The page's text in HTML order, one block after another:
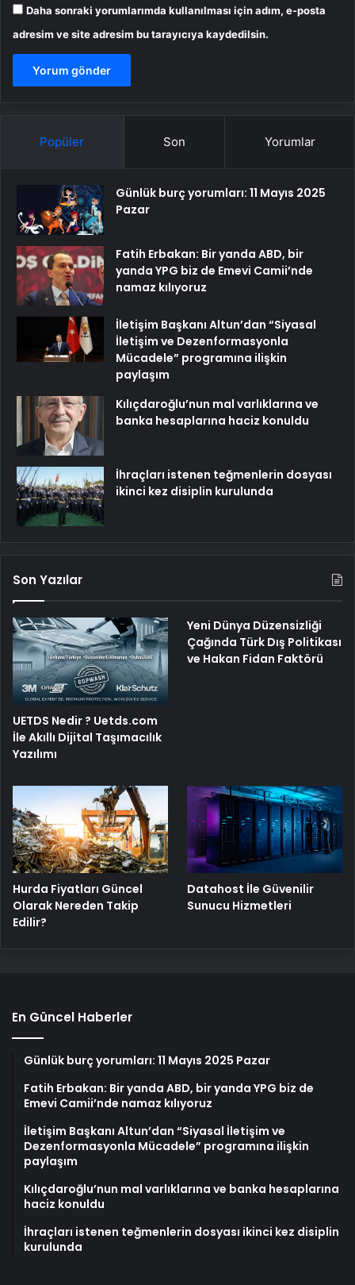
Daha sonraki yorumlarımda kullanılması için adım, e-posta
adresim ve site adresim bu tarayıcıya kaydedilsin.
Popüler Son Yorumlar
Günlük burç yorumları: 11 Mayıs 2025
Pazar
Fatih Erbakan: Bir yanda ABD, bir
yanda YPG biz de Emevi Camii’nde
namaz kılıyoruz
İletişim Başkanı Altun’dan “Siyasal
İletişim ve Dezenformasyonla
Mücadele” programına ilişkin
paylaşım
Kılıçdaroğlu’nun mal varlıklarına ve
banka hesaplarına haciz konuldu
İhraçları istenen teğmenlerin dosyası
ikinci kez disiplin kurulunda
Son Yazılar
UETDS Nedir ? Uetds.com
İle Akıllı Dijital Taşımacılık
Yazılımı
Yeni Dünya Düzensizliği
Çağında Türk Dış Politikası
ve Hakan Fidan Faktörü
Hurda Fiyatları Güncel
Olarak Nereden Takip
Edilir?
Datahost İle Güvenilir
Sunucu Hizmetleri
En Güncel Haberler
Günlük burç yorumları: 11 Mayıs 2025 Pazar
Fatih Erbakan: Bir yanda ABD, bir yanda YPG biz de
Emevi Camii’nde namaz kılıyoruz
İletişim Başkanı Altun’dan “Siyasal İletişim ve
Dezenformasyonla Mücadele” programına ilişkin
paylaşım
Kılıçdaroğlu’nun mal varlıklarına ve banka hesaplarına
haciz konuldu
İhraçları istenen teğmenlerin dosyası ikinci kez disiplin
kurulunda